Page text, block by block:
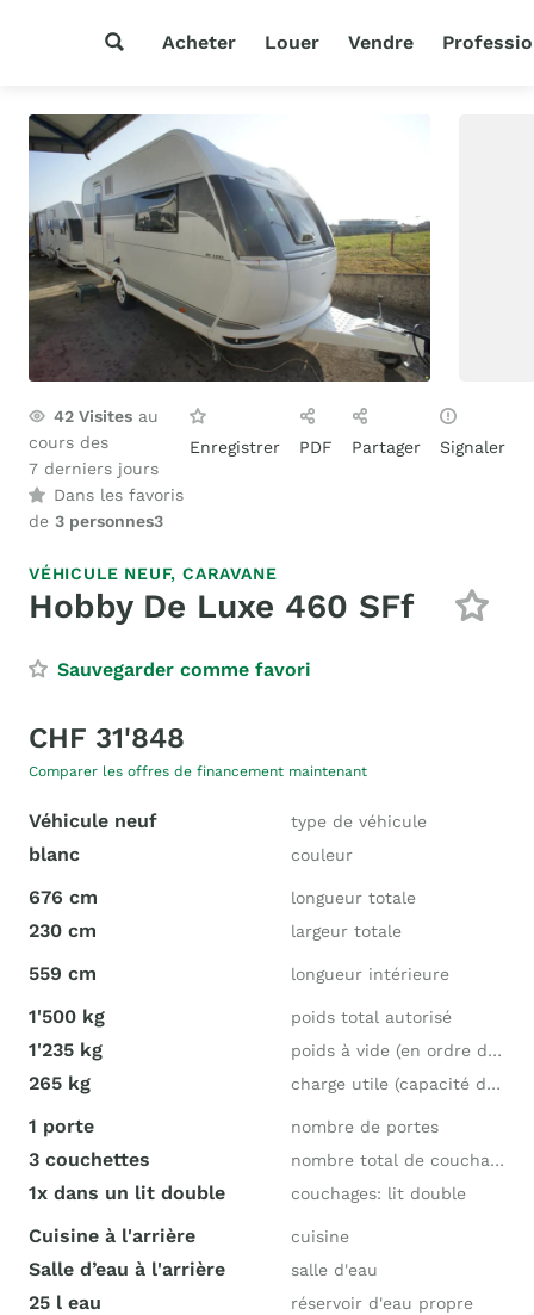
Acheter Louer Vendre
42 Visites au
cours des
7 derniers jours
Dans les favoris
de 3 personnes3
Enregistrer PDF Partager Signaler
VÉHICULE NEUF,CARAVANE
Hobby De Luxe 460 SFf
Sauvegarder comme favori
CHF 31'848
Comparer les offres de financement maintenant
Véhicule neuf type de véhicule
blanc couleur
676 cm longueur totale
230 cm largeur totale
559 cm longueur intérieure
1'500 kg poids total autorisé
1'235 kg poids à vide (en ordre de marche)
265 kg charge utile (capacité de charge)
1 porte nombre de portes
3 couchettes nombre total de couchages
1x dans un lit double couchages: lit double
Cuisine à l'arrière cuisine
Salle d’eau à l'arrière salle d'eau
25 l eau réservoir d'eau propre